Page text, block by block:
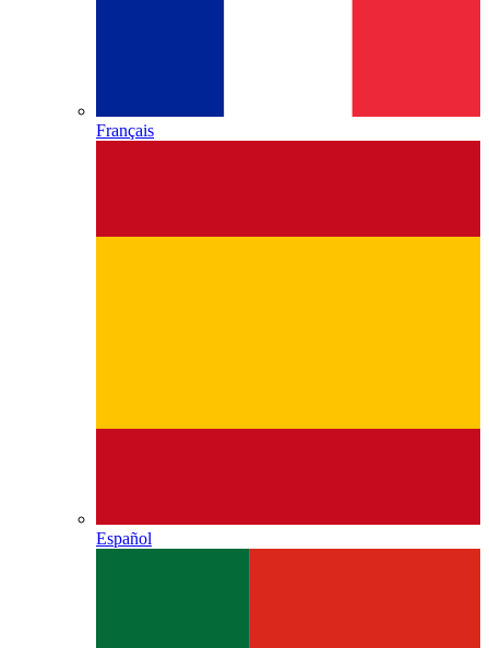
Français
Español